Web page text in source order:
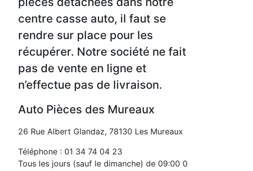
centre casse auto, il faut se
rendre sur place pour les
récupérer. Notre société ne fait
pas de vente en ligne et
n’effectue pas de livraison.
Auto Pièces des Mureaux
26 Rue Albert Glandaz, 78130 Les Mureaux
Téléphone : 01 34 74 04 23
Tous les jours (sauf le dimanche) de 09:00 0